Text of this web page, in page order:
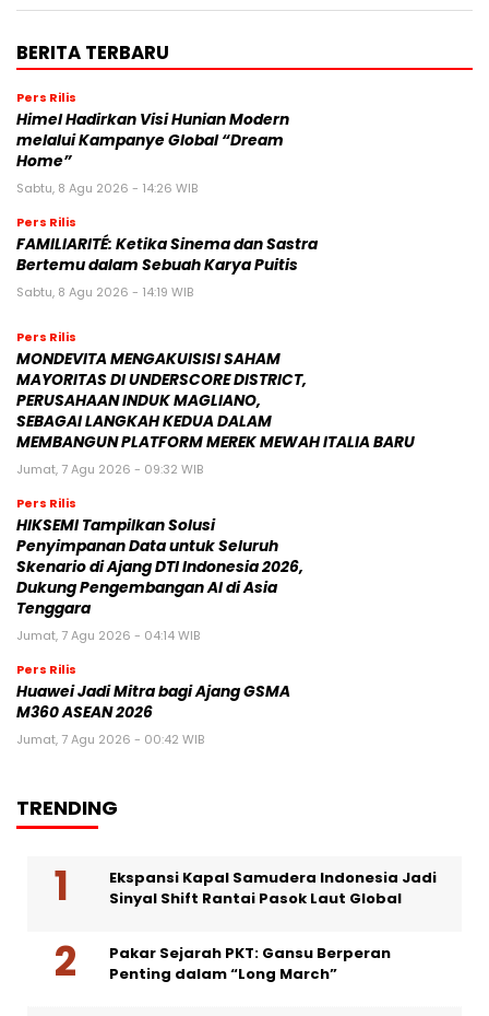
BERITA TERBARU
Pers Rilis
Himel Hadirkan Visi Hunian Modern
melalui Kampanye Global “Dream
Home”
Sabtu, 8 Agu 2026 - 14:26 WIB
Pers Rilis
FAMILIARITÉ: Ketika Sinema dan Sastra
Bertemu dalam Sebuah Karya Puitis
Sabtu, 8 Agu 2026 - 14:19 WIB
Pers Rilis
MONDEVITA MENGAKUISISI SAHAM
MAYORITAS DI UNDERSCORE DISTRICT,
PERUSAHAAN INDUK MAGLIANO,
SEBAGAI LANGKAH KEDUA DALAM
MEMBANGUN PLATFORM MEREK MEWAH ITALIA BARU
Jumat, 7 Agu 2026 - 09:32 WIB
Pers Rilis
HIKSEMI Tampilkan Solusi
Penyimpanan Data untuk Seluruh
Skenario di Ajang DTI Indonesia 2026,
Dukung Pengembangan AI di Asia
Tenggara
Jumat, 7 Agu 2026 - 04:14 WIB
Pers Rilis
Huawei Jadi Mitra bagi Ajang GSMA
M360 ASEAN 2026
Jumat, 7 Agu 2026 - 00:42 WIB
TRENDING
Ekspansi Kapal Samudera Indonesia Jadi
Sinyal Shift Rantai Pasok Laut Global
Pakar Sejarah PKT: Gansu Berperan
Penting dalam “Long March”